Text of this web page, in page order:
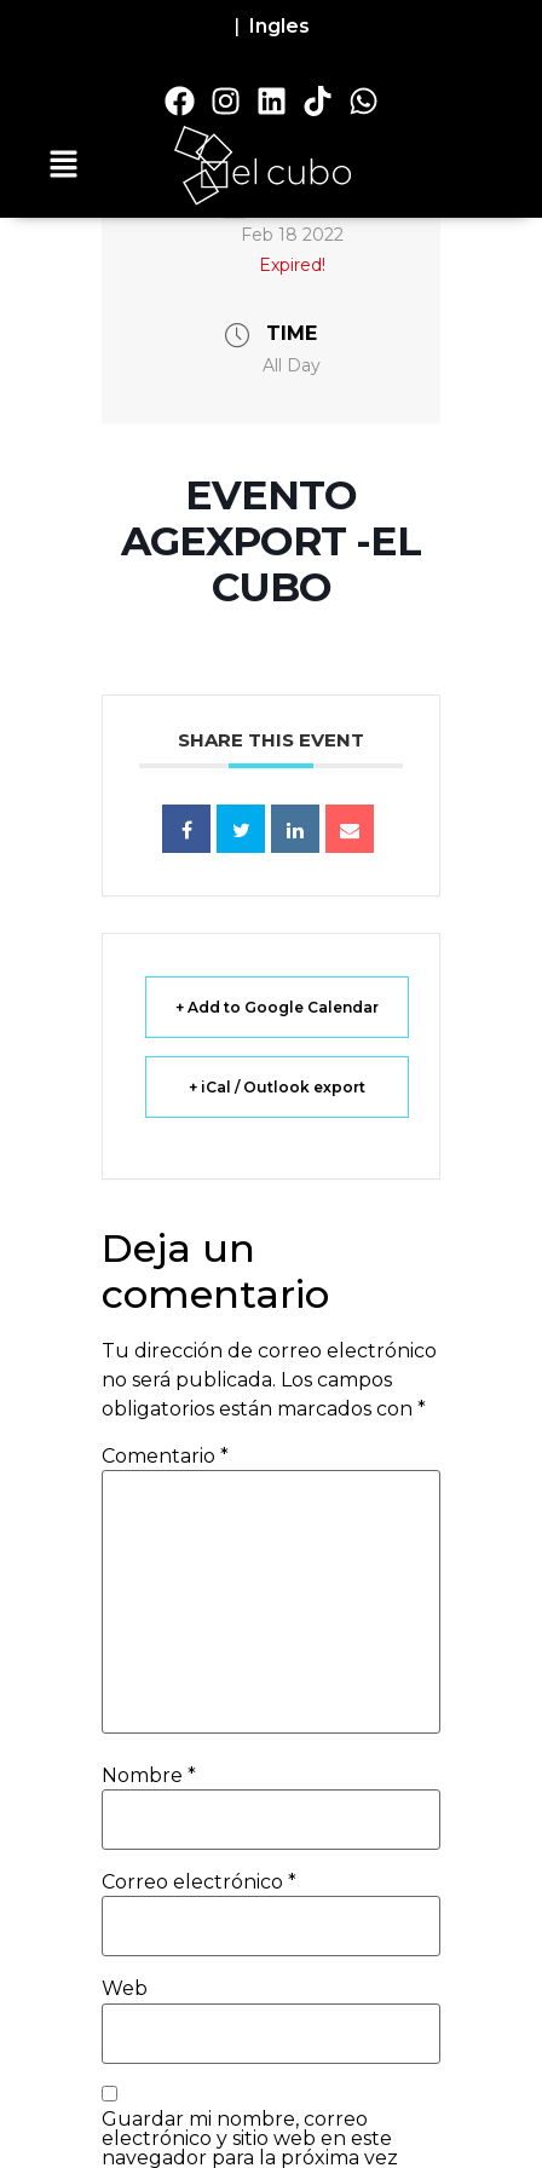
| Ingles
Feb 18 2022
Expired!
TIME
All Day
EVENTO
AGEXPORT -EL
CUBO
SHARE THIS EVENT
+ Add to Google Calendar
+ iCal / Outlook export
Deja un
comentario
Tu dirección de correo electrónico
no será publicada. Los campos
obligatorios están marcados con *
Comentario *
Nombre *
Correo electrónico *
Web
Guardar mi nombre, correo
electrónico y sitio web en este
navegador para la próxima vez